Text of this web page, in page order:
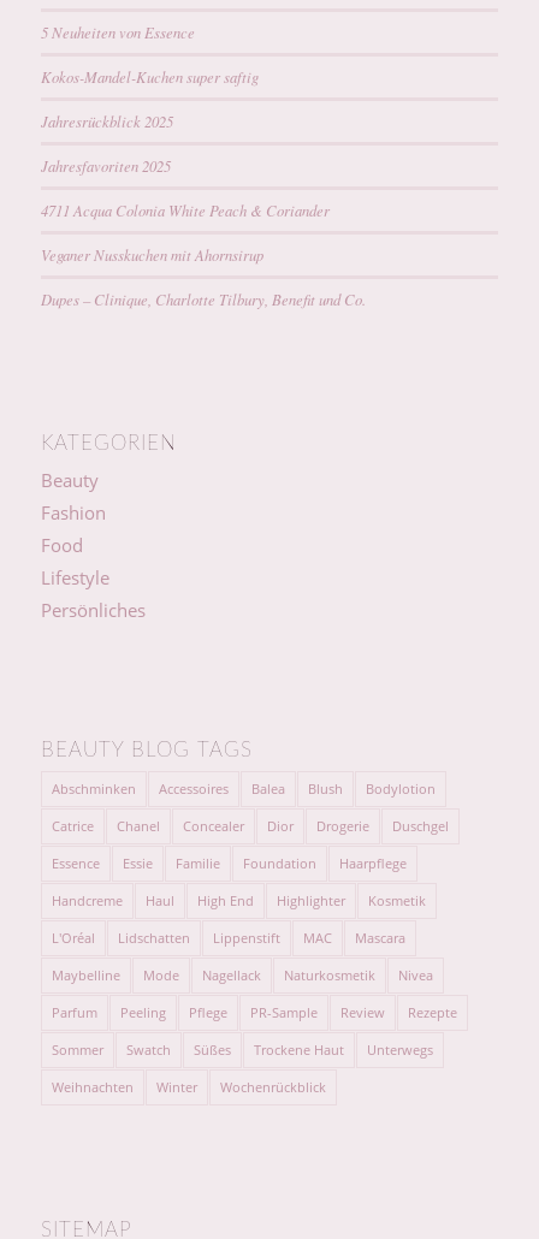
5 Neuheiten von Essence
Kokos-Mandel-Kuchen super saftig
Jahresrückblick 2025
Jahresfavoriten 2025
4711 Acqua Colonia White Peach & Coriander
Veganer Nusskuchen mit Ahornsirup
Dupes – Clinique, Charlotte Tilbury, Benefit und Co.
KATEGORIEN
Beauty
Fashion
Food
Lifestyle
Persönliches
BEAUTY BLOG TAGS
Abschminken Accessoires Balea Blush Bodylotion
Catrice Chanel Concealer Dior Drogerie Duschgel
Essence Essie Familie Foundation Haarpflege
Handcreme Haul High End Highlighter Kosmetik
L'Oréal Lidschatten Lippenstift MAC Mascara
Maybelline Mode Nagellack Naturkosmetik Nivea
Parfum Peeling Pflege PR-Sample Review Rezepte
Sommer Swatch Süßes Trockene Haut Unterwegs
Weihnachten Winter Wochenrückblick
SITEMAP